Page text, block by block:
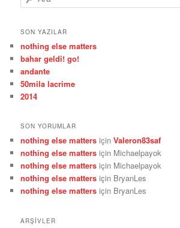
r
SON YAZILAR
nothing else matters
bahar geldi! go!
andante
50mila lacrime
2014
SON YORUMLAR
nothing else matters içinValeron83saf
nothing else matters için Michaelpayok
nothing else matters için Michaelpayok
nothing else matters için BryanLes
nothing else matters için BryanLes
ARŞIVLER